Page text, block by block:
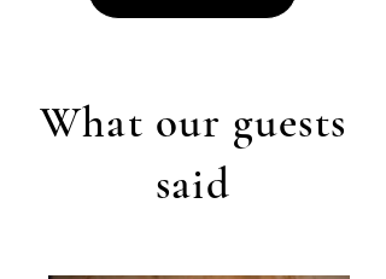
What our guests
said